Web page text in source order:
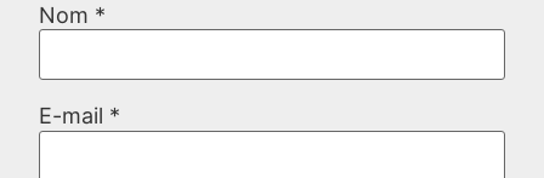
Nom *
E-mail *